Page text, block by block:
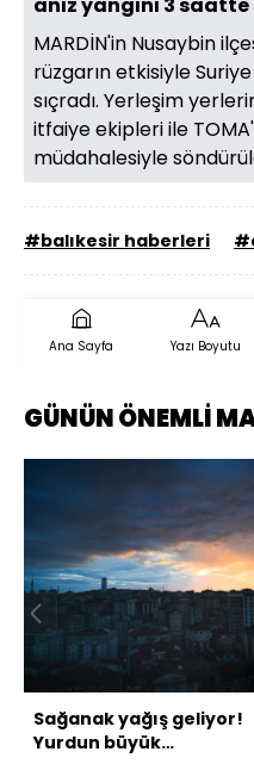
MARDİN'in Nusaybin
rüzgarın etkisiyle Suriye
sıçradı. Yerleşim
itfaiye ekipleri ile
müdahalesiyle
#balıkesir haberleri
Ana Sayfa Yazı Boyutu
GÜNÜN ÖNEMLİ
Sağanak yağış geliyor!
Yurdun büyük